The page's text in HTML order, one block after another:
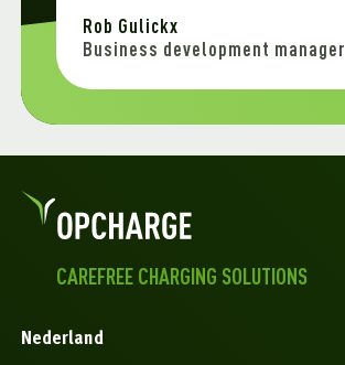
Rob Gulickx
Business development manager
CAREFREE CHARGING SOLUTIONS
Nederland